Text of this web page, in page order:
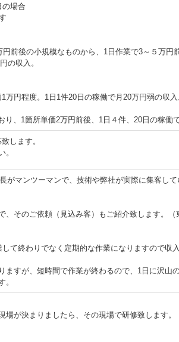
の場合
前後の小規模なものから、1日作業で3～５万円
の収入。
円程度。1日1件20日の稼働で月20万円弱の収入
、1箇所単価2万円前後、1日４件、20日の稼働
します。
。
がマンツーマンで、技術や弊社が実際に集客し
、そのご依頼（見込み客）もご紹介致します。
て終わりでなく定期的な作業になりますので収入
ますが、短時間で作業が終わるので、1日に沢山
。
場が決まりましたら、その現場で研修致します